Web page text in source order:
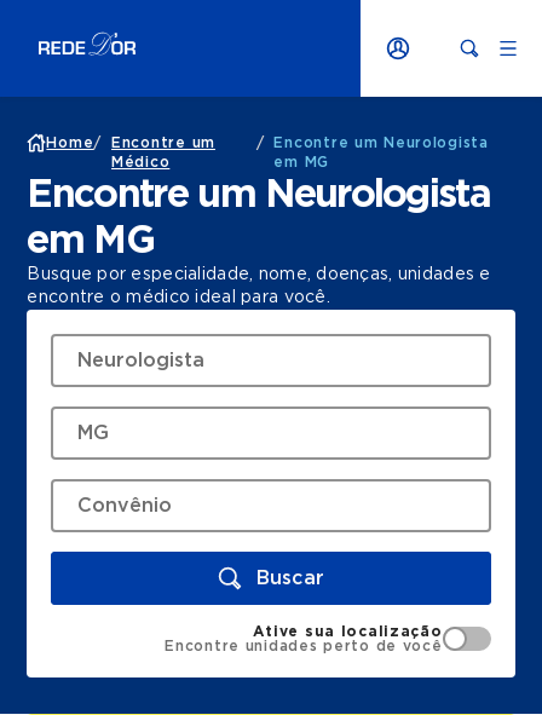
Home/
Encontre um
Médico
/
Encontre um Neurologista
em MG
Encontre um Neurologista
em MG
Busque por especialidade, nome, doenças, unidades e
encontre o médico ideal para você.
Buscar
Ative sua localização
Encontre unidades perto de você